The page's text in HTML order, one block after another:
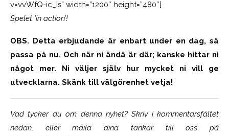
v=vvWfQ-ic_Is” width=”1200″ height=”480″]
Spelet ’in action’!
OBS. Detta erbjudande är enbart under en dag, så
passa på nu. Och när ni ändå är där; kanske hittar ni
något mer. Ni väljer själv hur mycket ni vill ge
utvecklarna. Skänk till välgörenhet vetja!
Vad tycker du om denna nyhet? Skriv i kommentarsfältet
nedan, eller maila dina tankar till oss på